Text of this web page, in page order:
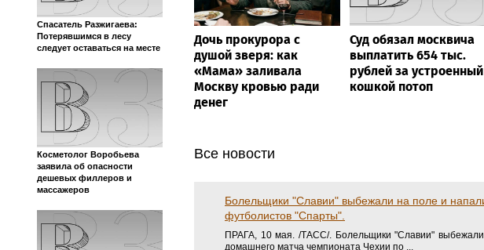
Спасатель Разжигаева:
Потерявшимся в лесу
следует оставаться на месте
Косметолог Воробьева
заявила об опасности
дешевых филлеров и
массажеров
Дочь прокурора с
душой зверя: как
«Мама» заливала
Москву кровью ради
денег
Суд обязал москвича
выплатить 654 тыс.
рублей за устроенный
кошкой потоп
Все новости